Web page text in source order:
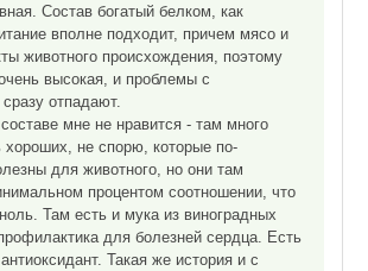
Состав богатый белком, как
вполне подходит, причем мясо и
животного происхождения, поэтому
высокая, и проблемы с
отпадают.
мне не нравится - там много
хороших, не спорю, которые по-
для животного, но они там
процентом соотношении, что
Там есть и мука из виноградных
для болезней сердца. Есть
Такая же история и с